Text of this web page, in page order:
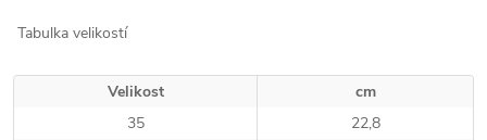
Tabulka velikostí
Velikost
cm
35
22,8